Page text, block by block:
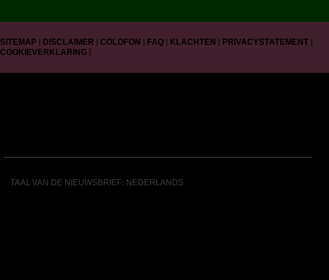
SITEMAP DISCLAIMER COLOFON FAQ KLACHTEN PRIVACYSTATEMENT
COOKIEVERKLARING
TAAL VAN DE NIEUWSBRIEF: NEDERLANDS